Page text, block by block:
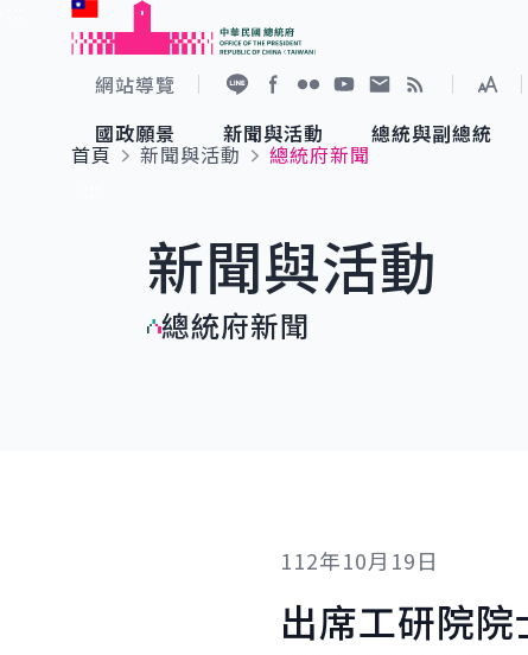
跳到主要內容
網站導覽
展開
國政願景
國家氣候變遷對策委員會
重要談話
新聞與活動
總統府新聞
影音頻道
總統與副總統
賴清德總統
參觀資訊
首頁 新聞與活動
總統府新聞
新聞與活動
總統府新聞
112年10月19日
出席工研院